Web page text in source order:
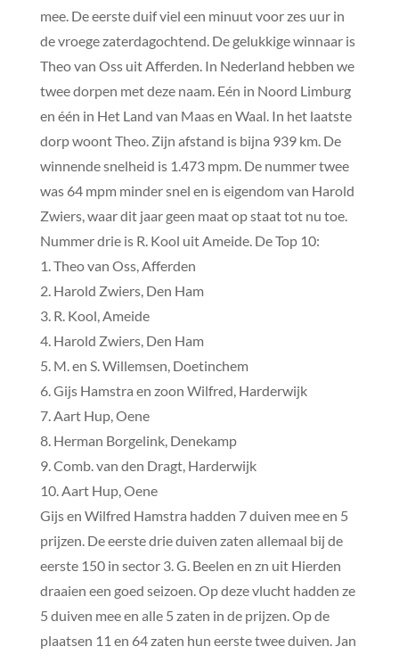
mee. De eerste duif viel een minuut voor zes uur in
de vroege zaterdagochtend. De gelukkige winnaar is
Theo van Oss uit Afferden. In Nederland hebben we
twee dorpen met deze naam. Eén in Noord Limburg
en één in Het Land van Maas en Waal. In het laatste
dorp woont Theo. Zijn afstand is bijna 939 km. De
winnende snelheid is 1.473 mpm. De nummer twee
was 64 mpm minder snel en is eigendom van Harold
Zwiers, waar dit jaar geen maat op staat tot nu toe.
Nummer drie is R. Kool uit Ameide. De Top 10:
1. Theo van Oss, Afferden
2. Harold Zwiers, Den Ham
3. R. Kool, Ameide
4. Harold Zwiers, Den Ham
5. M. en S. Willemsen, Doetinchem
6. Gijs Hamstra en zoon Wilfred, Harderwijk
7. Aart Hup, Oene
8. Herman Borgelink, Denekamp
9. Comb. van den Dragt, Harderwijk
10. Aart Hup, Oene
Gijs en Wilfred Hamstra hadden 7 duiven mee en 5
prijzen. De eerste drie duiven zaten allemaal bij de
eerste 150 in sector 3. G. Beelen en zn uit Hierden
draaien een goed seizoen. Op deze vlucht hadden ze
5 duiven mee en alle 5 zaten in de prijzen. Op de
plaatsen 11 en 64 zaten hun eerste twee duiven. Jan